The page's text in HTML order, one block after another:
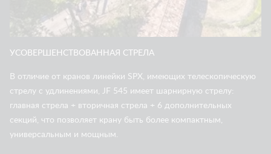
УСОВЕРШЕНСТВОВАННАЯ СТРЕЛА
В отличие от кранов линейки SPX, имеющих телескопическую
стрелу с удлинениями, JF 545 имеет шарнирную стрелу:
главная стрела + вторичная стрела + 6 дополнительных
секций, что позволяет крану быть более компактным,
универсальным и мощным.